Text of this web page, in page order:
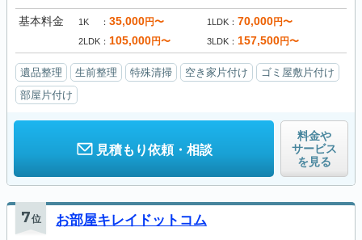
基本料金 1K 35,000円〜 1LDK 70,000円〜
2LDK 105,000円〜 3LDK 157,500円〜
遺品整理 生前整理 特殊清掃 空き家片付け
ゴミ屋敷片付け
部屋片付け
見積もり依頼・相談
料金や
サービス
を見る
7位 お部屋キレイドットコム